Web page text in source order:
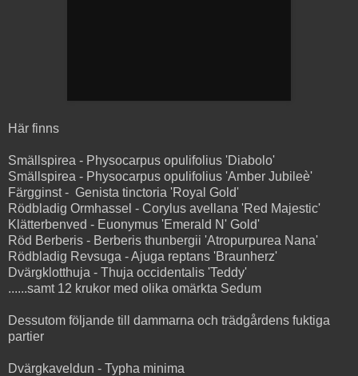
Här finns
Smällspirea - Physocarpus opulifolius 'Diabolo'
Smällspirea - Physocarpus opulifolius 'Amber Jubileè'
Färgginst - Genista tinctoria 'Royal Gold'
Rödbladig Ormhassel - Corylus avellana 'Red Majestic'
Klätterbenved - Euonymus 'Emerald N' Gold'
Röd Berberis - Berberis thunbergii 'Atropurpurea Nana'
Rödbladig Revsuga - Ajuga reptans 'Braunherz'
Dvärgklotthuja - Thuja occidentalis 'Teddy'
......samt 12 krukor med olika omärkta Sedum
Dessutom följande till dammarna och trädgårdens fuktiga
partier
Dvärgkaveldun - Typha minima